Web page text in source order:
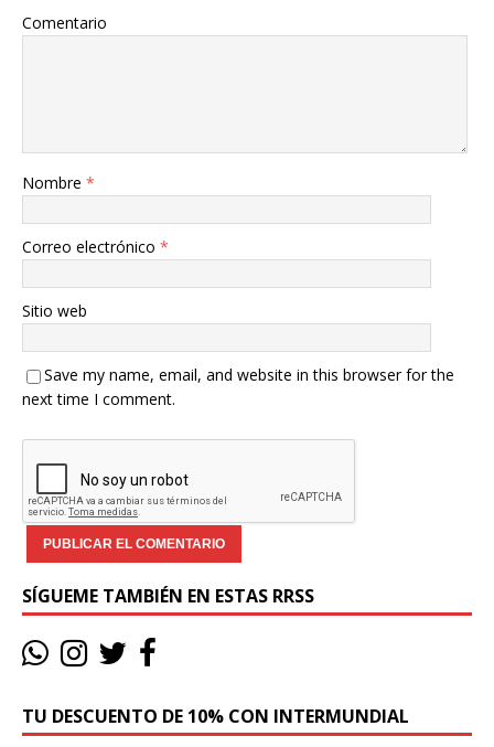
Comentario
Nombre *
Correo electrónico *
Sitio web
Save my name, email, and website in this browser for the
next time I comment.
SÍGUEME TAMBIÉN EN ESTAS RRSS
TU DESCUENTO DE 10% CON INTERMUNDIAL